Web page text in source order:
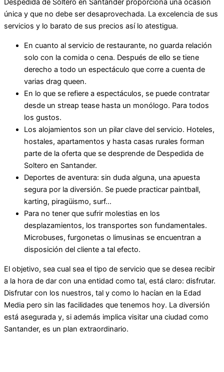
Despedida de Soltero en Santander proporciona una ocasión
única y que no debe ser desaprovechada. La excelencia de sus
servicios y lo barato de sus precios así lo atestigua.
En cuanto al servicio de restaurante, no guarda relación
solo con la comida o cena. Después de ello se tiene
derecho a todo un espectáculo que corre a cuenta de
varias drag queen.
En lo que se refiere a espectáculos, se puede contratar
desde un streap tease hasta un monólogo. Para todos
los gustos.
Los alojamientos son un pilar clave del servicio. Hoteles,
hostales, apartamentos y hasta casas rurales forman
parte de la oferta que se desprende de Despedida de
Soltero en Santander.
Deportes de aventura: sin duda alguna, una apuesta
segura por la diversión. Se puede practicar paintball,
karting, piragüismo, surf…
Para no tener que sufrir molestias en los
desplazamientos, los transportes son fundamentales.
Microbuses, furgonetas o limusinas se encuentran a
disposición del cliente a tal efecto.
El objetivo, sea cual sea el tipo de servicio que se desea recibir
a la hora de dar con una entidad como tal, está claro: disfrutar.
Disfrutar con los nuestros, tal y como lo hacían en la Edad
Media pero sin las facilidades que tenemos hoy. La diversión
está asegurada y, si además implica visitar una ciudad como
Santander, es un plan extraordinario.